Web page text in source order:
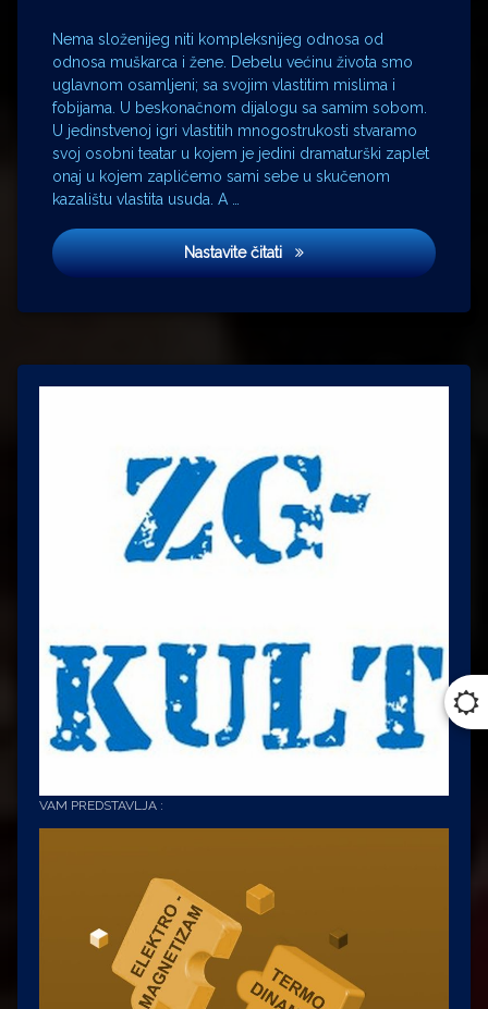
Nema složenijeg niti kompleksnijeg odnosa od
odnosa muškarca i žene. Debelu većinu života smo
uglavnom osamljeni; sa svojim vlastitim mislima i
fobijama. U beskonačnom dijalogu sa samim sobom.
U jedinstvenoj igri vlastitih mnogostrukosti stvaramo
svoj osobni teatar u kojem je jedini dramaturški zaplet
onaj u kojem zaplićemo sami sebe u skučenom
kazalištu vlastita usuda. A …
Nastavite čitatiKino Lika i ja
i jedna
žena
Klepetan
Lada
Čale
Feldman
Lara
Antipovna
Malena
Nagis
Oshima
VAM PREDSTAVLJA :